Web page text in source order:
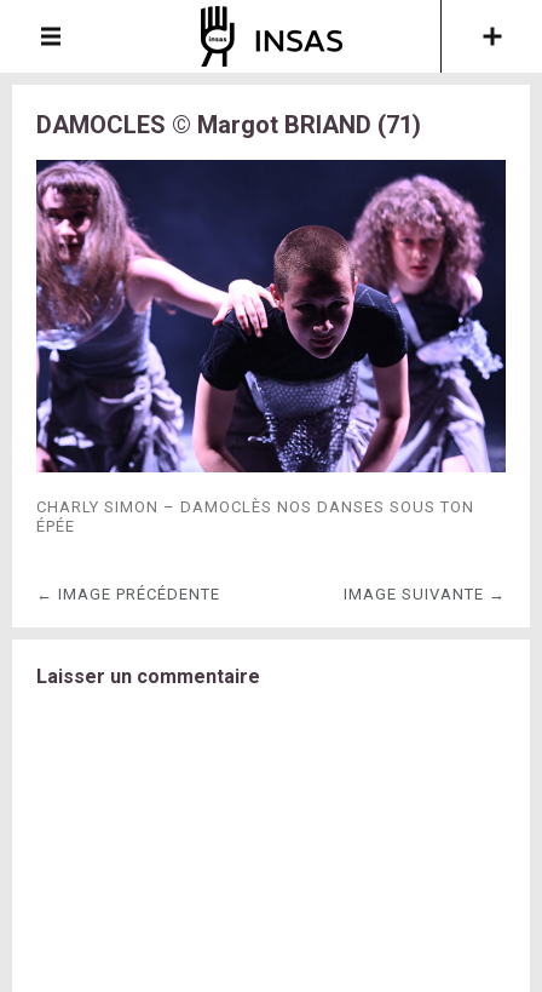
DAMOCLES © Margot BRIAND (71)
CHARLY SIMON – DAMOCLÈS NOS DANSES SOUS TON
ÉPÉE
← IMAGE PRÉCÉDENTE IMAGE SUIVANTE →
Laisser un commentaire